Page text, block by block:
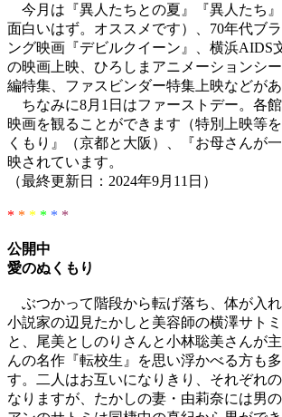
今月は『異人たちとの夏』『異人たち
面白いはず。オススメです）、70年代ブ
ング映画『デビルクイーン』、横浜AIDS
の映画上映、ひろしまアニメーションシ
編特集、ファスビンダー特集上映などがあ
ちなみに8月1日はファーストデー。各館
映画を観ることができます（特別上映等
くもり』（京都と大阪）、『お母さんが
映されています。
（最終更新日：2024年9月11日）
* * * * * *
公開中
愛のぬくもり
ぶつかって階段から転げ落ち、体が入
小説家の辺見たかしと美容師の横澤サト
と、尾美としのりさんと小林聡美さんが
んの名作『転校生』を思い浮かべる方も
す。二人はお互いになりきり、それぞれ
なりますが、たかしの妻・由莉奈には男